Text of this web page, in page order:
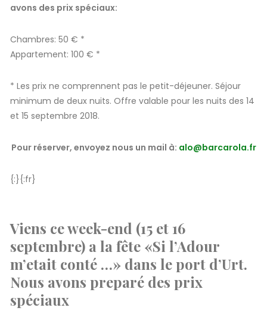
avons des prix spéciaux:
Chambres: 50 € *
Appartement: 100 € *
* Les prix ne comprennent pas le petit-déjeuner. Séjour
minimum de deux nuits. Offre valable pour les nuits des 14
et 15 septembre 2018.
Pour réserver, envoyez nous un mail à: alo@barcarola.fr
{:}{:fr}
Viens ce week-end (15 et 16
septembre) a la fête «Si l’Adour
m’etait conté …» dans le port d’Urt.
Nous avons preparé des prix
spéciaux